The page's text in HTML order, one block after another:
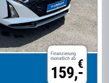
Finanzierung
monatlich ab €
159,-